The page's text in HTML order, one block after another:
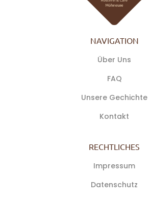
NAVIGATION
Über Uns
FAQ
Unsere Gechichte
Kontakt
RECHTLICHES
Impressum
Datenschutz